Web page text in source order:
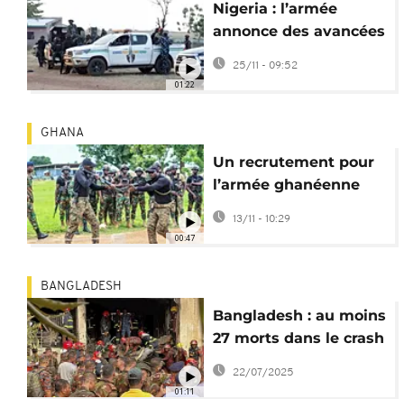
01:22
Nigeria : l’armée
annonce des avancées
après la série
d'enlèvements
25/11 - 09:52
00:47
GHANA
Un recrutement pour
l’armée ghanéenne
vire au drame, 6 morts
à Accra
13/11 - 10:29
01:11
BANGLADESH
Bangladesh : au moins
27 morts dans le crash
d'un avion de l'armée
22/07/2025